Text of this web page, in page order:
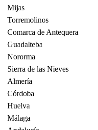
Mijas
Torremolinos
Comarca de Antequera
Guadalteba
Nororma
Sierra de las Nieves
Almería
Córdoba
Huelva
Málaga